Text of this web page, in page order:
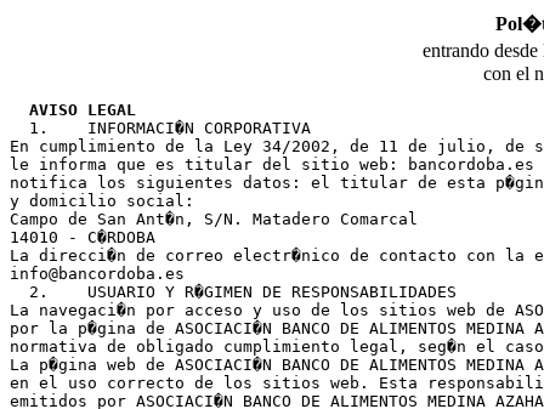
entrando
con el
AVISO LEGAL
  1.	INFORMACI�N CORPORATIVA
En cumplimiento de la Ley 34/2002, de 11 de julio, de
le informa que es titular del sitio web: bancordoba.es de
notifica los siguientes datos: el titular de esta p�gina web
y domicilio social:
Campo de San Ant�n, S/N. Matadero Comarcal
14010 - C�RDOBA
La direcci�n de correo electr�nico de contacto con la
info@bancordoba.es
  2.	USUARIO Y R�GIMEN DE RESPONSABILIDADES
La navegaci�n por acceso y uso de los sitios web de
por la p�gina de ASOCIACI�N BANCO DE ALIMENTOS
normativa de obligado cumplimiento legal, seg�n el
La p�gina web de ASOCIACI�N BANCO DE ALIMENTOS
en el uso correcto de los sitios web. Esta
emitidos por ASOCIACI�N BANCO DE ALIMENTOS